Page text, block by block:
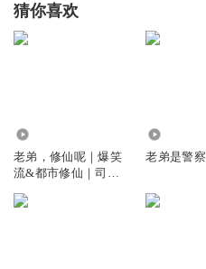
冲虚合韵
我还以为是全国人大呢
我惊讶的是，批这么痛快啊
回复 2026-05-08
猜你喜欢
老弟，修仙呢｜爆笑
流&都市修仙｜司徒
老弟是警察